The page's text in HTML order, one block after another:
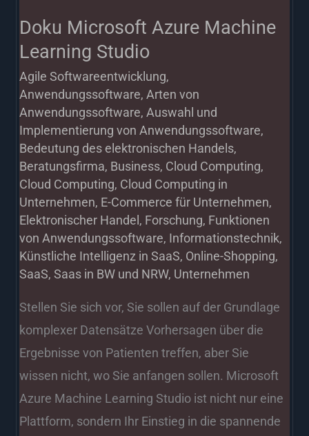
Doku Microsoft Azure Machine
Learning Studio
Agile Softwareentwicklung,
Anwendungssoftware,Arten von
Anwendungssoftware,Auswahl und
Implementierung von Anwendungssoftware,
Bedeutung des elektronischen Handels,
Beratungsfirma, Business, Cloud Computing,
Cloud Computing, Cloud Computing in
Unternehmen, E-Commerce für Unternehmen,
Elektronischer Handel , Forschung, Funktionen
von Anwendungssoftware, Informationstechnik,
Künstliche Intelligenz in SaaS, Online-Shopping,
SaaS,Saas in BW und NRW, Unternehmen
Stellen Sie sich vor, Sie sollen auf der Grundlage
komplexer Datensätze Vorhersagen über die
Ergebnisse von Patienten treffen, aber Sie
wissen nicht, wo Sie anfangen sollen. Microsoft
Azure Machine Learning Studio ist nicht nur eine
Plattform, sondern Ihr Einstieg in die spannende